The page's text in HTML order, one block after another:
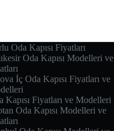
Oda Kapısı Fiyatları
Oda Kapısı Modelleri ve
İç Oda Kapısı Fiyatları ve
Kapısı Fiyatları ve Modelleri
Oda Kapısı Modelleri ve